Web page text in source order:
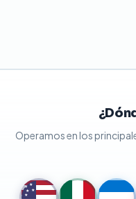
Operamos en los
★ ★
★ ★
★